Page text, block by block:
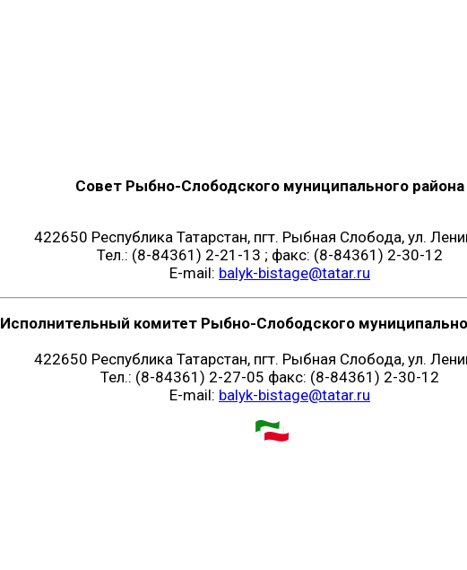
Совет Рыбно-Слободского муниципального района
422650 Республика Татарстан, пгт. Рыбная Слобода, ул.
Тел.: (8-84361) 2-21-13 ; факс: (8-84361) 2-30-12
E-mail: balyk-bistage@tatar.ru
Исполнительный комитет Рыбно-Слободского
422650 Республика Татарстан, пгт. Рыбная Слобода, ул.
Тел.: (8-84361) 2-27-05 факс: (8-84361) 2-30-12
E-mail: balyk-bistage@tatar.ru